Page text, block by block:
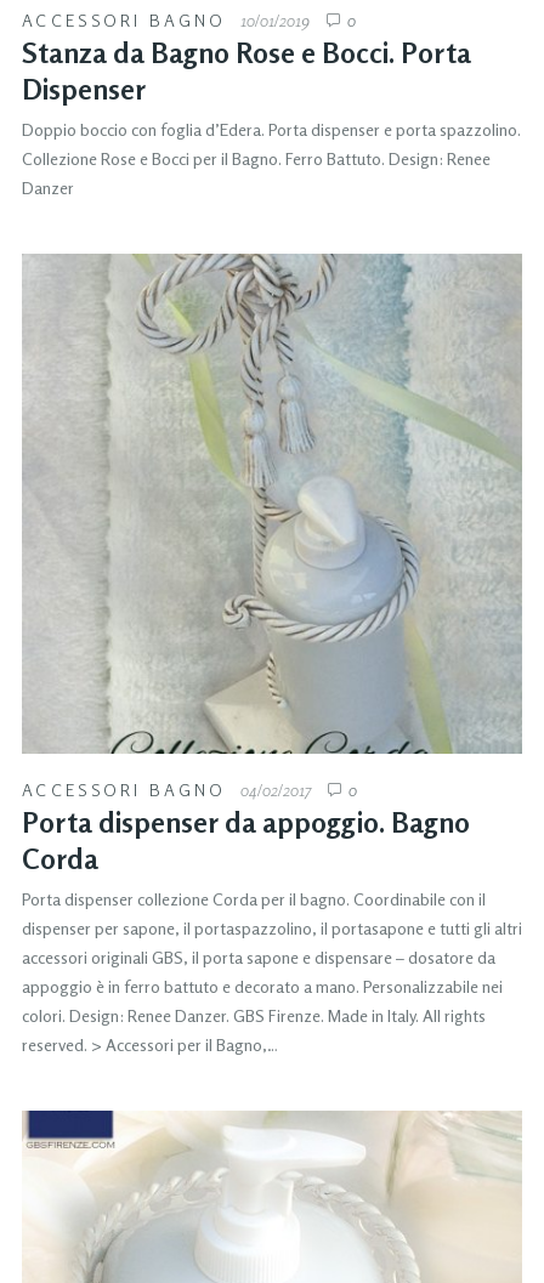
ACCESSORI BAGNO 10/01/2019 0
Stanza da Bagno Rose e Bocci. Porta
Dispenser
Doppio boccio con foglia d’Edera. Porta dispenser e porta spazzolino.
Collezione Rose e Bocci per il Bagno. Ferro Battuto. Design: Renee
Danzer
ACCESSORI BAGNO 04/02/2017 0
Porta dispenser da appoggio. Bagno
Corda
Porta dispenser collezione Corda per il bagno. Coordinabile con il
dispenser per sapone, il portaspazzolino, il portasapone e tutti gli altri
accessori originali GBS, il porta sapone e dispensare – dosatore da
appoggio è in ferro battuto e decorato a mano. Personalizzabile nei
colori. Design: Renee Danzer. GBS Firenze. Made in Italy. All rights
reserved. > Accessori per il Bagno,…